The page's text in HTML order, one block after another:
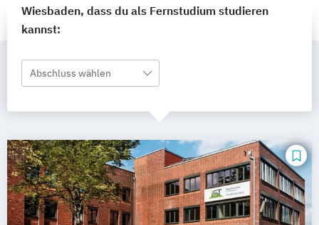
Wiesbaden, dass du als Fernstudium studieren
kannst:
Abschluss wählen